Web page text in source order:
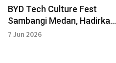
BYD Tech Culture Fest
Sambangi Medan, Hadirkan
Kesan Kendaraan Listrik
7 Jun 2026